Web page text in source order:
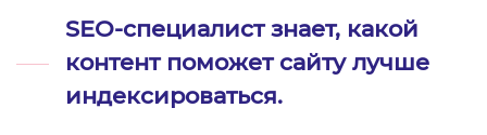
SEO-специалист знает, какой
контент поможет сайту лучше
индексироваться.